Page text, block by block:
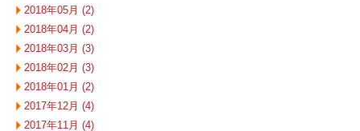
2018年05月 (2)
2018年04月 (2)
2018年03月 (3)
2018年02月 (3)
2018年01月 (2)
2017年12月 (4)
2017年11月 (4)